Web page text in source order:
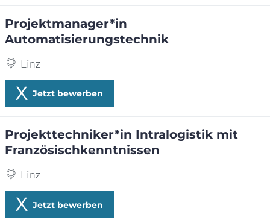
Projektmanager*in
Automatisierungstechnik
Linz
Jetzt bewerben
Projekttechniker*in Intralogistik mit
Französischkenntnissen
Linz
Jetzt bewerben